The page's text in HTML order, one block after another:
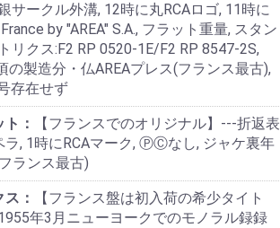
サークル外溝, 12時に丸RCAロゴ, 11時に
by "AREA" S.A., フラット重量, スタン
リクス:F2 RP 0520-1E/F2 RP 8547-2S,
の製造分・仏AREAプレス(フランス最古),
存在せず
：
【フランスでのオリジナル】---折返表
ラ, 1時にRCAマーク, ⓅⒸなし, ジャケ裏年
ランス最古)
ス：
【フランス盤は初入荷の希少タイト
年3月ニューヨークでのモノラル録録